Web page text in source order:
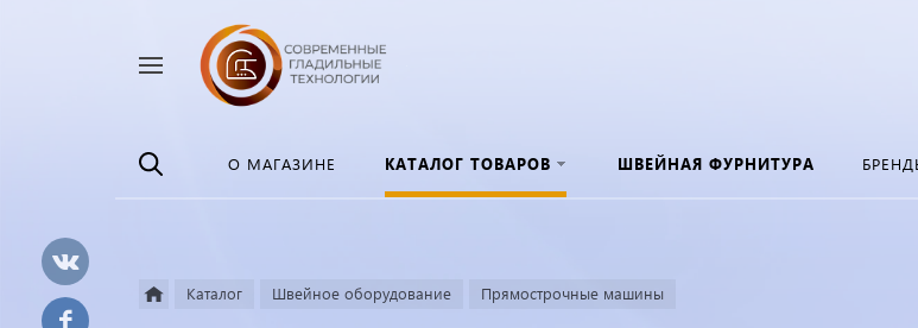
О МАГАЗИНЕ КАТАЛОГ ТОВАРОВ ШВЕЙНАЯ ФУРНИТУРА
Каталог Швейное оборудование Прямострочные машины